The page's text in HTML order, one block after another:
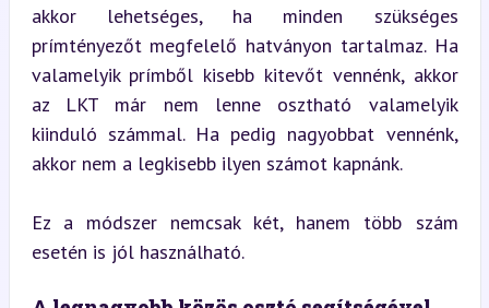
akkor lehetséges, ha minden szükséges
prímtényezőt megfelelő hatványon tartalmaz. Ha
valamelyik prímből kisebb kitevőt vennénk, akkor
az LKT már nem lenne osztható valamelyik
kiinduló számmal. Ha pedig nagyobbat vennénk,
akkor nem a legkisebb ilyen számot kapnánk.
Ez a módszer nemcsak két, hanem több szám
esetén is jól használható.